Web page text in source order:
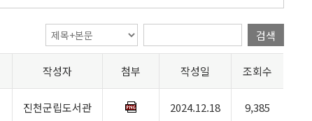
검색
작성자 첨부 작성일 조회수
진천군립도서관 2024.12.18 9,385